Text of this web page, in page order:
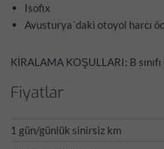
Isofix
Avusturya´daki otoyol harcı
KİRALAMA KOŞULLARI: B
Fiyatlar
1 gün/günlük sinirsiz km